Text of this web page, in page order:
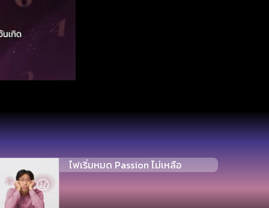
ไฟเริ่มหมด Passion ไม่เหลือ